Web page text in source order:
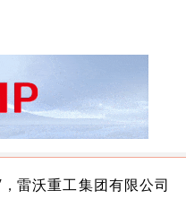
，雷沃重工集团有限公司